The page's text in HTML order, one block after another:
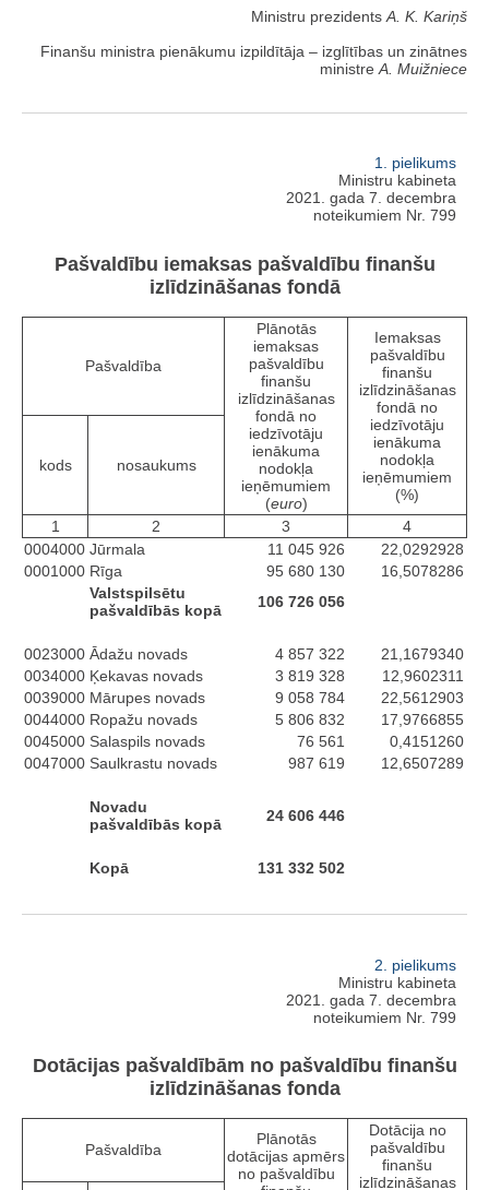
Ministru prezidents A. K. Kariņš
Finanšu ministra pienākumu izpildītāja ‒ izglītības un zinātnes
ministre A. Muižniece
1. pielikums
Ministru kabineta
2021. gada 7. decembra
noteikumiem Nr. 799
Pašvaldību iemaksas pašvaldību finanšu
izlīdzināšanas fondā
Pašvaldība
Plānotās
iemaksas
pašvaldību
finanšu
izlīdzināšanas
fondā no
iedzīvotāju
ienākuma
nodokļa
ieņēmumiem
(euro)
Iemaksas
pašvaldību
finanšu
izlīdzināšanas
fondā no
iedzīvotāju
ienākuma
nodokļa
ieņēmumiem
(%)
kods nosaukums
1 2 3
4
0004000 Jūrmala 11 045 926
22,0292928
0001000 Rīga 95 680 130
16,5078286
Valstspilsētu
pašvaldībās kopā
106 726 056
0023000 Ādažu novads 4 857 322
21,1679340
0034000 Ķekavas novads 3 819 328
12,9602311
0039000 Mārupes novads 9 058 784
22,5612903
0044000 Ropažu novads 5 806 832
17,9766855
0045000 Salaspils novads 76 561
0,4151260
0047000 Saulkrastu novads 987 619 12,6507289
Novadu
pašvaldībās kopā
24 606 446
Kopā 131 332 502
2. pielikums
Ministru kabineta
2021. gada 7. decembra
noteikumiem Nr. 799
Dotācijas pašvaldībām no pašvaldību finanšu
izlīdzināšanas fonda
Pašvaldība
Plānotās
dotācijas apmērs
no pašvaldību
Dotācija no
pašvaldību
finanšu
izlīdzināšanas